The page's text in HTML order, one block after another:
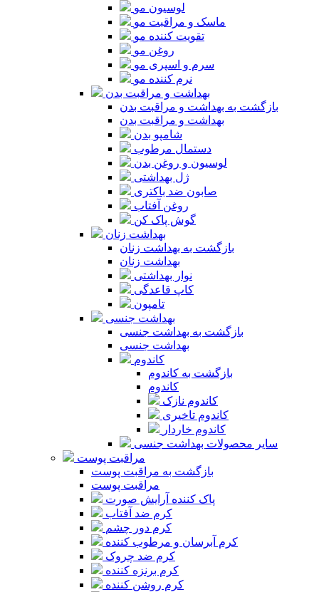
لوسیون مو
ماسک و مراقبت مو
تقویت کننده مو
روغن مو
سرم و اسپری مو
نرم کننده مو
بهداشت و مراقبت بدن
بازگشت به بهداشت و مراقبت بدن
بهداشت و مراقبت بدن
شامپو بدن
دستمال مرطوب
لوسیون و روغن بدن
ژل بهداشتی
صابون ضد باکتری
روغن آفتاب
گوش پاک کن
بهداشت زنان
بازگشت به بهداشت زنان
بهداشت زنان
نوار بهداشتی
کاپ قاعدگی
تامپون
بهداشت جنسی
بازگشت به بهداشت جنسی
بهداشت جنسی
کاندوم
بازگشت به کاندوم
کاندوم
کاندوم نازک
کاندوم تاخیری
کاندوم خاردار
سایر محصولات بهداشت جنسی
مراقبت پوست
بازگشت به مراقبت پوست
مراقبت پوست
پاک کننده آرایش صورت
کرم ضد آفتاب
کرم دور چشم
کرم آبرسان و مرطوب کننده
کرم ضد چروک
کرم برنزه کننده
کرم روشن کننده